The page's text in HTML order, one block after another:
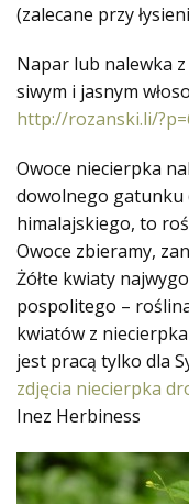
(zalecane przy
Napar lub nalewka
siwym i jasnym
http://rozanski.li/
Owoce niecierpka
dowolnego gatunku
himalajskiego, to
Owoce zbieramy,
Żółte kwiaty
pospolitego –
kwiatów z
jest pracą tylko dla
zdjęcia niecierpka
Inez Herbiness